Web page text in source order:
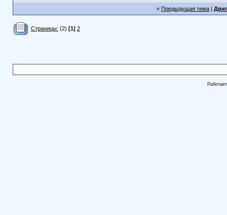
« Предыдущая тема |
Страницы: (2) [1] 2